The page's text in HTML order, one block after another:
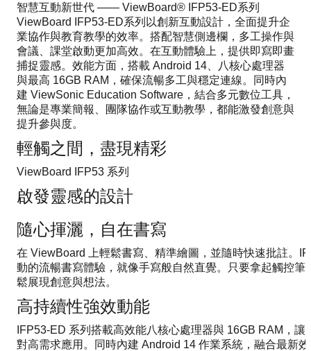
智慧互動新世代 —— ViewBoard® IFP53-ED系列
ViewBoard IFP53-ED系列以創新互動設計，全面提升企
業協作與教育教學的效率。搭配智慧側邊欄，多工操作與
會議、課堂啟動更加高效。在互動體驗上，提供即寫即畫
捕捉靈感。效能方面，搭載 Android 14、八核心處理器
與最高 16GB RAM，確保流暢多工與穩定連線。同時內
建 ViewSonic Education Software，結合多元數位工具，
無論是專業簡報、團隊協作或互動教學，都能激發創意與
提升參與度。
輕觸之間，盡現精彩
ViewBoard IFP53 系列
啟發靈感的設計
隨心揮灑，自在書寫
在 ViewBoard 上輕鬆書寫、精準繪圖，並隨時快速批註。
動的流暢書寫體驗，就像手寫般自然直覺。只要拿起觸控筆
鬆展現創意與想法。
高持續性強效動能
IFP53-ED 系列搭載高效能八核心處理器與 16GB RAM，
對高需求應用。同時內建 Android 14 作業系統，融合最新